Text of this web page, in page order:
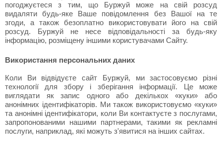
погоджуєтеся з тим, що Буржуй може на свій розсуд
видаляти будь-яке Ваше повідомлення без Вашої на те
згоди, а також безоплатно використовувати його на свій
розсуд. Буржуй не несе відповідальності за будь-яку
інформацію, розміщену іншими користувачами Сайту.
Використання персональних даних
Коли Ви відвідуєте сайт Буржуй, ми застосовуємо різні
технології для збору і зберігання інформації. Це може
виглядати як запис одного або декількох «куки» або
анонімних ідентифікаторів. Ми також використовуємо «куки»
та анонімні ідентифікатори, коли Ви контактуєте з послугами,
запропонованими нашими партнерами, такими як рекламні
послуги, наприклад, які можуть з'явитися на інших сайтах.